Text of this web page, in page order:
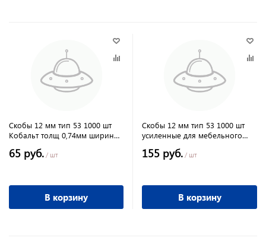
Скобы 12 мм тип 53 1000 шт
Кобальт толщ 0,74мм ширина
65 руб. / шт
В корзину
Скобы 12 мм тип 53 1000 шт
усиленные для мебельного
155 руб. / шт
В корзину